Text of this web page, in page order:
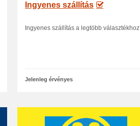
Ingyenes szállítás
Ingyenes szállítás a legtöbb választékhoz
Jelenleg érvényes